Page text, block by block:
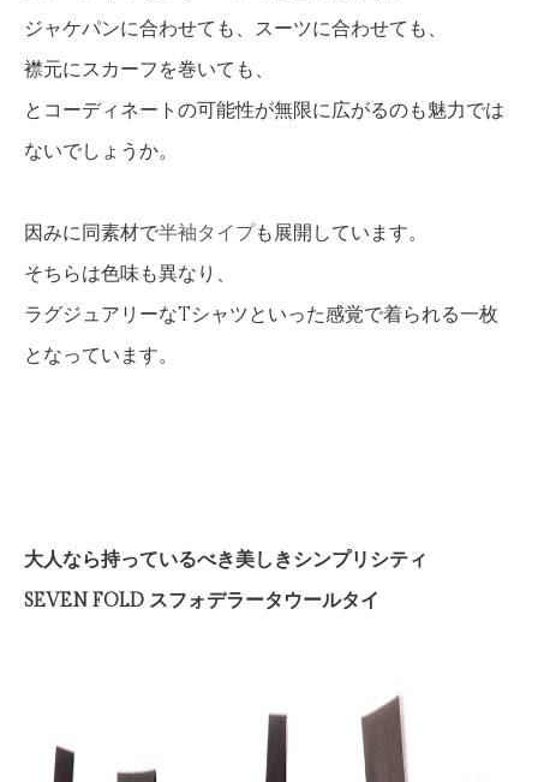
ジャケパンに合わせても、スーツに合わせても、
襟元にスカーフを巻いても、
とコーディネートの可能性が無限に広がるのも魅力では
ないでしょうか。
因みに同素材で半袖タイプも展開しています。
そちらは色味も異なり、
ラグジュアリーなTシャツといった感覚で着られる一枚
となっています。
大人なら持っているべき美しきシンプリシティ
SEVEN FOLD スフォデラータウールタイ